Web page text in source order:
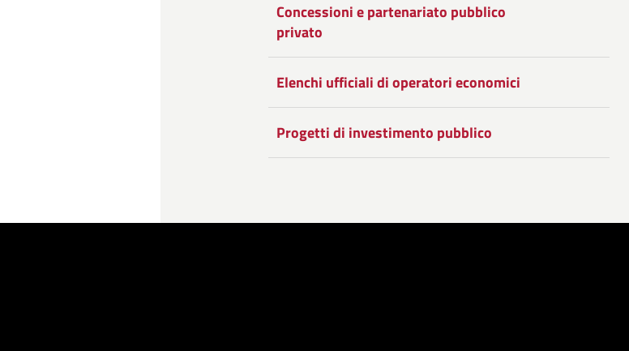
Concessioni e partenariato pubblico
privato
Elenchi ufficiali di operatori economici
Progetti di investimento pubblico